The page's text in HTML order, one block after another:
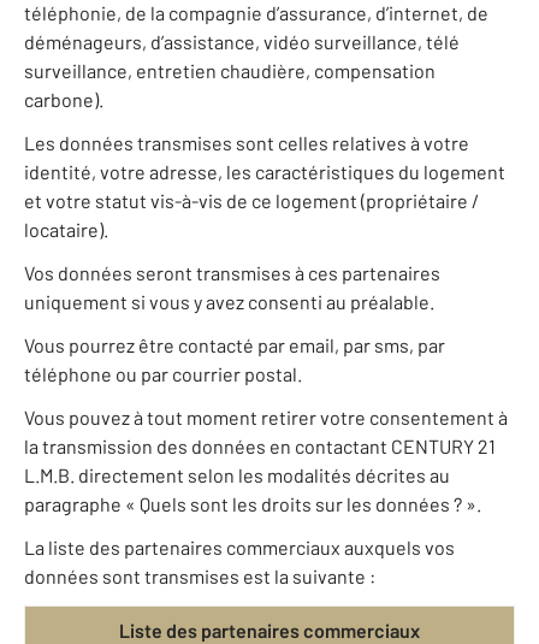
téléphonie, de la compagnie d’assurance, d’internet, de
déménageurs, d’assistance, vidéo surveillance, télé
surveillance, entretien chaudière, compensation
carbone).
Les données transmises sont celles relatives à votre
identité, votre adresse, les caractéristiques du logement
et votre statut vis-à-vis de ce logement (propriétaire /
locataire).
Vos données seront transmises à ces partenaires
uniquement si vous y avez consenti au préalable.
Vous pourrez être contacté par email, par sms, par
téléphone ou par courrier postal.
Vous pouvez à tout moment retirer votre consentement à
la transmission des données en contactant CENTURY 21
L.M.B. directement selon les modalités décrites au
paragraphe « Quels sont les droits sur les données ? ».
La liste des partenaires commerciaux auxquels vos
données sont transmises est la suivante :
Liste des partenaires commerciaux